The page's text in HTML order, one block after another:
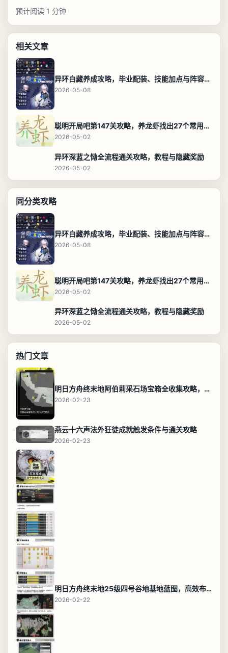
预计阅读 1 分钟
相关文章
异环白藏养成攻略，毕业配装、技能加点与阵容搭配保姆级解析
2026-05-08
聪明开局吧第147关攻略，养龙虾找出27个常用字通关答案
2026-05-02
异环深蓝之恸全流程通关攻略，教程与隐藏奖励
2026-05-02
同分类攻略
异环白藏养成攻略，毕业配装、技能加点与阵容搭配保姆级解析
2026-05-08
聪明开局吧第147关攻略，养龙虾找出27个常用字通关答案
2026-05-02
异环深蓝之恸全流程通关攻略，教程与隐藏奖励
2026-05-02
热门文章
明日方舟终末地阿伯莉采石场宝箱全收集攻略，全点位分布图与路线
2026-02-23
燕云十六声法外狂徒成就触发条件与通关攻略
2026-02-23
明日方舟终末地25级四号谷地基地蓝图，高效布局规划
2026-02-22